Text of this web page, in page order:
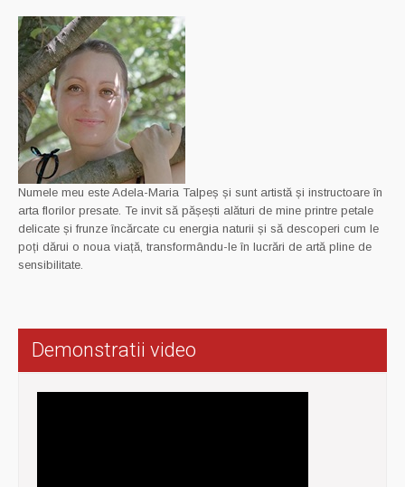
Numele meu este Adela-Maria Talpeș și sunt artistă și instructoare în
arta florilor presate. Te invit să pășești alături de mine printre petale
delicate și frunze încărcate cu energia naturii și să descoperi cum le
poți dărui o noua viață, transformându-le în lucrări de artă pline de
sensibilitate.
Demonstratii video